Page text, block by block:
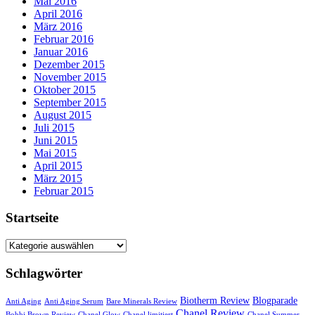
April 2016
März 2016
Februar 2016
Januar 2016
Dezember 2015
November 2015
Oktober 2015
September 2015
August 2015
Juli 2015
Juni 2015
Mai 2015
April 2015
März 2015
Februar 2015
Startseite
Startseite
Schlagwörter
Anti Aging Anti Aging Serum Bare Minerals Review Biotherm Review Blogparade